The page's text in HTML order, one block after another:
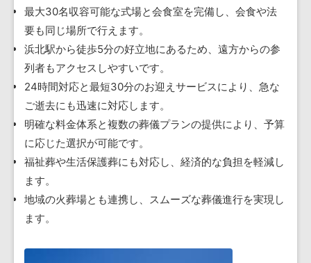
最大30名収容可能な式場と会食室を完備し、会食や法
要も同じ場所で行えます。
浜北駅から徒歩5分の好立地にあるため、遠方からの参
列者もアクセスしやすいです。
24時間対応と最短30分のお迎えサービスにより、急な
ご逝去にも迅速に対応します。
明確な料金体系と複数の葬儀プランの提供により、予算
に応じた選択が可能です。
福祉葬や生活保護葬にも対応し、経済的な負担を軽減し
ます。
地域の火葬場とも連携し、スムーズな葬儀進行を実現し
ます。